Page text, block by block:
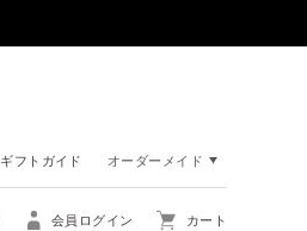
ギフトガイド オーダーメイド
会員ログイン カート